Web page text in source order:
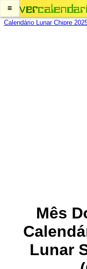
≡
Calendário Lunar Chipre
Mês
Lunar